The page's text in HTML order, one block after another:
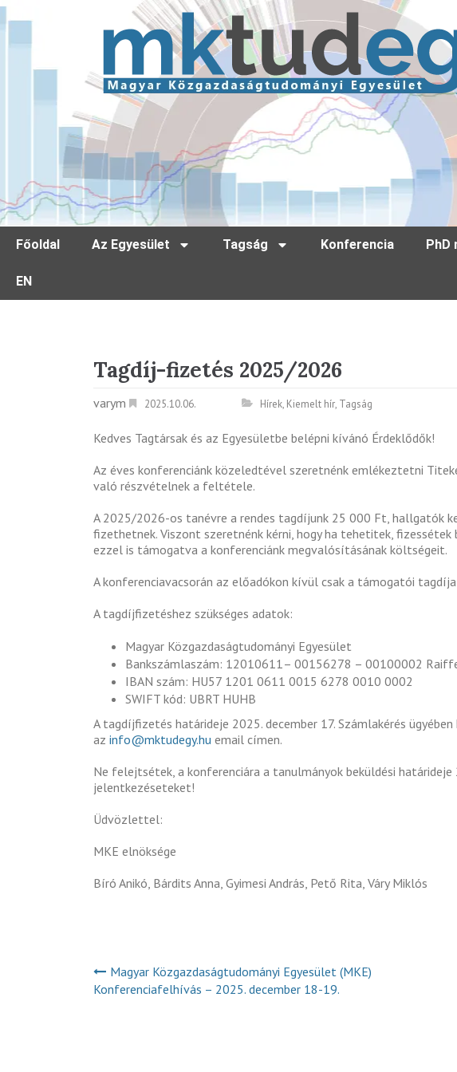
Főoldal Az Egyesület Tagság Konferencia PhD
EN
Tagdíj-fizetés 2025/2026
varym 2025.10.06. Hírek, Kiemelt hír, Tagság
Kedves Tagtársak és az Egyesületbe belépni kívánó Érdeklődők!
Az éves konferenciánk közeledtével szeretnénk emlékeztetni
való részvételnek a feltétele.
A 2025/2026-os tanévre a rendes tagdíjunk 25 000 Ft, hallgatók
fizethetnek. Viszont szeretnénk kérni, hogy ha tehetitek,
ezzel is támogatva a konferenciánk megvalósításának költségeit.
A konferenciavacsorán az előadókon kívül csak a támogatói
A tagdíjfizetéshez szükséges adatok:
Magyar Közgazdaságtudományi Egyesület
Bankszámlaszám: 12010611– 00156278 – 00100002
IBAN szám: HU57 1201 0611 0015 6278 0010 0002
SWIFT kód: UBRT HUHB
A tagdíjfizetés határideje 2025. december 17. Számlakérés
az info@mktudegy.hu email címen.
Ne felejtsétek, a konferenciára a tanulmányok beküldési
jelentkezéseteket!
Üdvözlettel:
MKE elnöksége
Bíró Anikó, Bárdits Anna, Gyimesi András, Pető Rita, Váry Miklós
Magyar Közgazdaságtudományi Egyesület (MKE)
Konferenciafelhívás – 2025. december 18-19.